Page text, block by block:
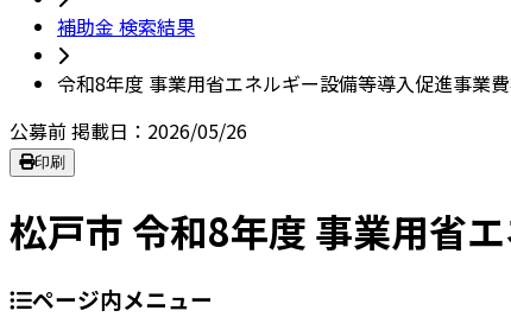
補助金 検索結果
令和8年度 事業用省エネルギー設備等導入促進事業
公募前掲載日：2026/05/26
印刷
松戸市 令和8年度 事業用省
ページ内メニュー